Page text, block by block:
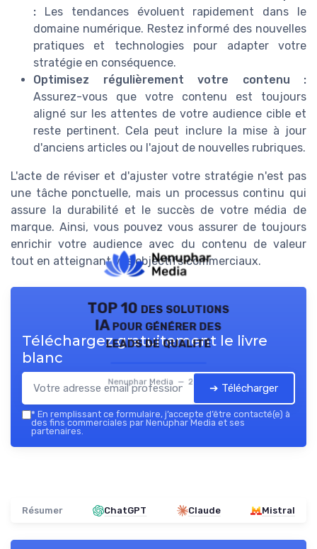
: Les tendances évoluent rapidement dans le
domaine numérique. Restez informé des nouvelles
pratiques et technologies pour adapter votre
stratégie en conséquence.
Optimisez régulièrement votre contenu :
Assurez-vous que votre contenu est toujours
aligné sur les attentes de votre audience cible et
reste pertinent. Cela peut inclure la mise à jour
d'anciens articles ou l'ajout de nouvelles rubriques.
L'acte de réviser et d'ajuster votre stratégie n'est pas
une tâche ponctuelle, mais un processus continu qui
assure la durabilité et le succès de votre média de
marque. Ainsi, vous pouvez vous assurer de toujours
enrichir votre audience avec du contenu de valeur
tout en atteignant vos objectifs commerciaux.
TOP 10 des solutions
IA pour générer des
leads de qualité
Nenuphar Media — 2026
Téléchargez gratuitement le livre
blanc
➔ Télécharger
* En remplissant ce formulaire, j’accepte d’être contacté(e) à
des fins commerciales par Nenuphar Media et ses
partenaires.
Résumer ChatGPT Claude Mistral